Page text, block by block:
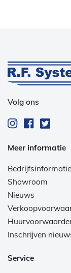
Volg ons
Meer informatie
Bedrijfsinformatie
Showroom
Nieuws
Inschrijven
Service